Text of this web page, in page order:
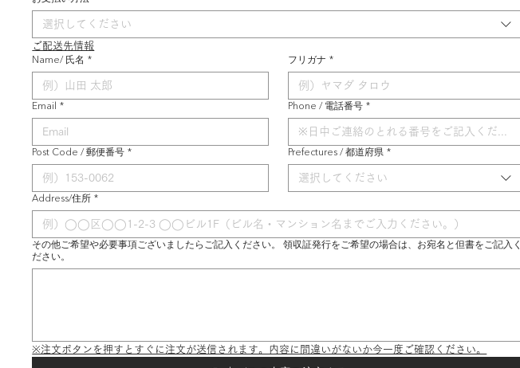
選択してください
ご配送先情報
Name/ 氏名 * フリガナ *
Email * Phone / 電話番号 *
Post Code / 郵便番号 * Prefectures / 都道府県 *
選択してください
Address/住所 *
その他ご希望や必要事項ございましたらご記入ください。 領収証発行をご希望の場合は、お宛名と但書をご記入く
ださい。
※注文ボタンを押すとすぐに注文が送信されます。内容に間違いがないか今一度ご確認ください。